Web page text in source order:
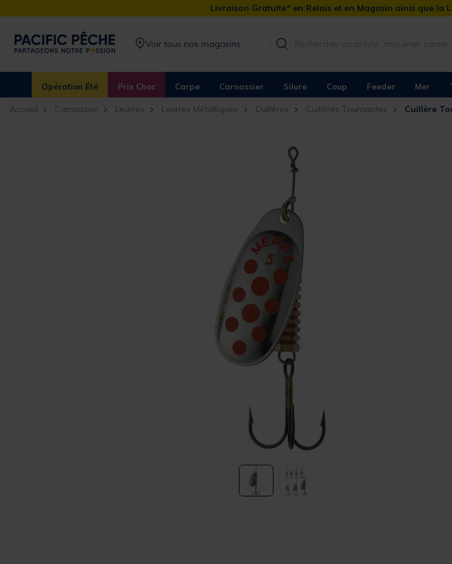
Livraison Gratuite* en Relais et en Magasin ainsi que la
Voir tous nos magasins
Opération Été Prix Choc Carpe Carnassier Silure Coup Feeder Mer
Accueil Carnassier Leurres Leurres Métalliques Cuillères Cuillères Tournantes Cuillère